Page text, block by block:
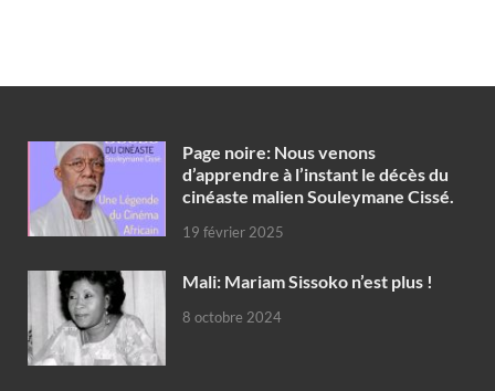
Page noire: Nous venons
d’apprendre à l’instant le décès du
cinéaste malien Souleymane Cissé.
19 février 2025
Mali: Mariam Sissoko n’est plus !
8 octobre 2024